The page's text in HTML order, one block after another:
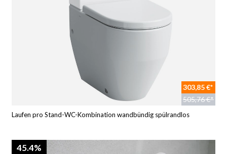
303,85 €*
505,76 €*
Laufen pro Stand-WC-Kombination wandbündig spülrandlos
45.4%